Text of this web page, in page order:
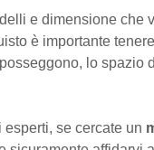
e dimensione che
è importante
lo spazio
se cercate un